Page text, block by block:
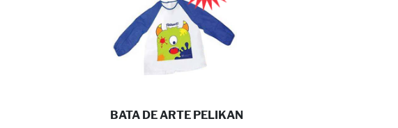
BATA DE ARTE PELIKAN